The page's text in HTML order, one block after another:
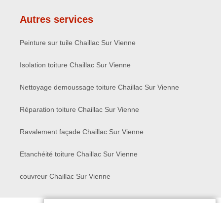
Autres services
Peinture sur tuile Chaillac Sur Vienne
Isolation toiture Chaillac Sur Vienne
Nettoyage demoussage toiture Chaillac Sur Vienne
Réparation toiture Chaillac Sur Vienne
Ravalement façade Chaillac Sur Vienne
Etanchéité toiture Chaillac Sur Vienne
couvreur Chaillac Sur Vienne